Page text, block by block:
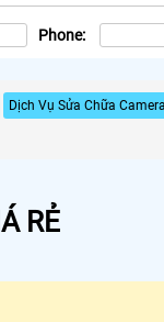
Phone:
Dịch Vụ Sửa Chữa
RẺ